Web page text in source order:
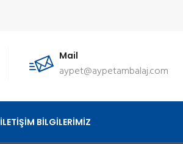
Mail
aypet@aypetambalaj.com
İLETİŞİM BİLGİLERİMİZ